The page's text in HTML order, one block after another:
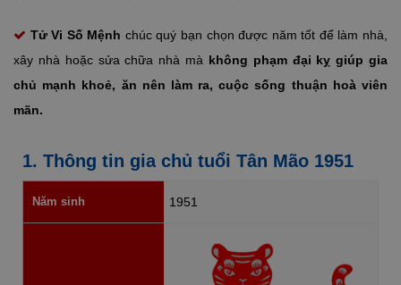
Tử Vi Số Mệnh chúc quý bạn chọn được năm tốt để làm nhà,
xây nhà hoặc sửa chữa nhà mà không phạm đại kỵ giúp gia
chủ mạnh khoẻ, ăn nên làm ra, cuộc sống thuận hoà viên
mãn.
1. Thông tin gia chủ tuổi Tân Mão 1951
Năm sinh 1951